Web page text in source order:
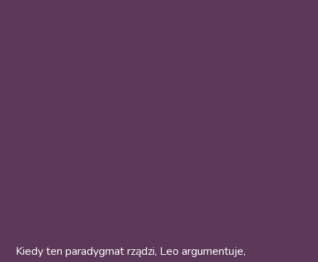
Kiedy ten paradygmat rządzi, Leo argumentuje,